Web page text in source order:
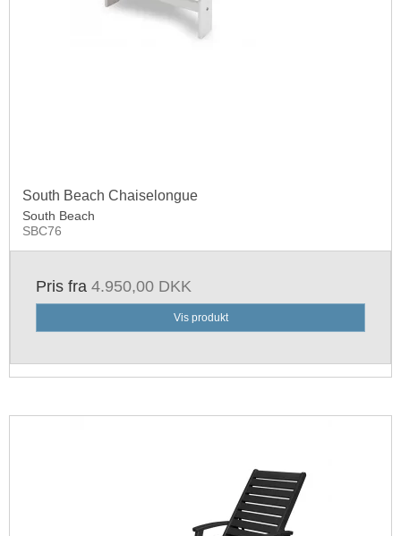
South Beach Chaiselongue
South Beach
SBC76
Pris fra 4.950,00 DKK
Vis produkt